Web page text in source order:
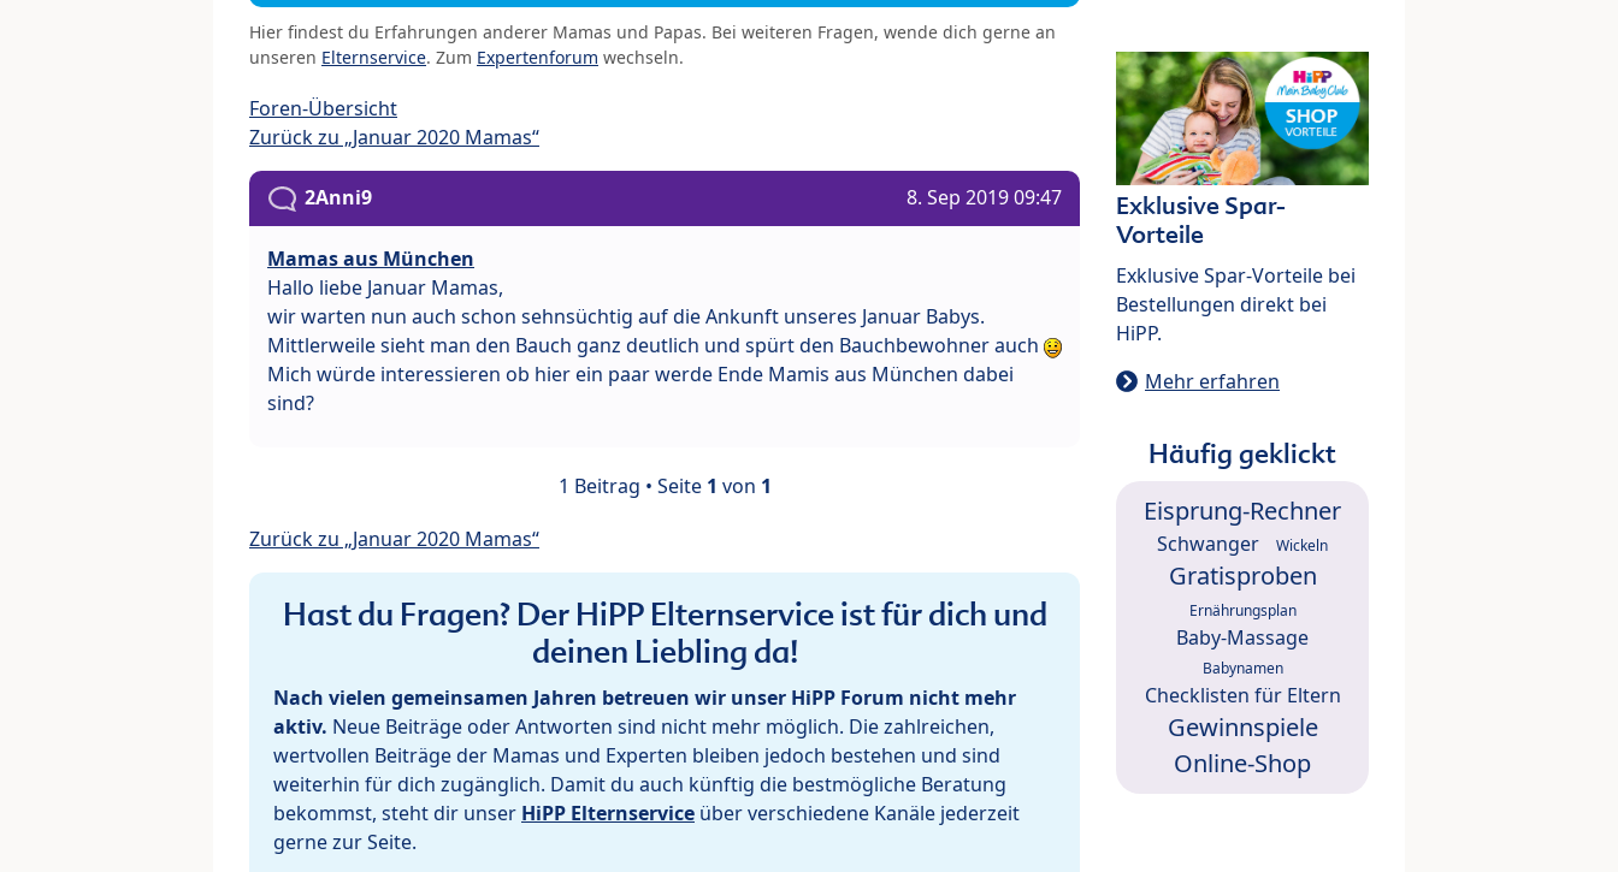
Hier findest du Erfahrungen anderer Mamas und Papas. Bei weiteren Fragen, wende dich gerne an
unseren Elternservice. Zum Expertenforum wechseln.
Foren-Übersicht
Zurück zu „Januar 2020 Mamas“
2Anni9 8. Sep 2019 09:47
Mamas aus München
Hallo liebe Januar Mamas,
wir warten nun auch schon sehnsüchtig auf die Ankunft unseres Januar Babys.
Mittlerweile sieht man den Bauch ganz deutlich und spürt den Bauchbewohner auch
Mich würde interessieren ob hier ein paar werde Ende Mamis aus München dabei
sind?
1 Beitrag • Seite 1 von 1
Zurück zu „Januar 2020 Mamas“
Hast du Fragen? Der HiPP Elternservice ist für dich und
deinen Liebling da!
Nach vielen gemeinsamen Jahren betreuen wir unser HiPP Forum nicht mehr
aktiv. Neue Beiträge oder Antworten sind nicht mehr möglich. Die zahlreichen,
wertvollen Beiträge der Mamas und Experten bleiben jedoch bestehen und sind
weiterhin für dich zugänglich. Damit du auch künftig die bestmögliche Beratung
bekommst, steht dir unser HiPP Elternservice über verschiedene Kanäle jederzeit
gerne zur Seite.
Exklusive Spar-
Vorteile
Exklusive Spar-Vorteile bei
Bestellungen direkt bei
HiPP.
Mehr erfahren
Häufig geklickt
Eisprung-Rechner
Schwanger Wickeln
Gratisproben
Ernährungsplan
Baby-Massage
Babynamen
Checklisten für Eltern
Gewinnspiele
Online-Shop